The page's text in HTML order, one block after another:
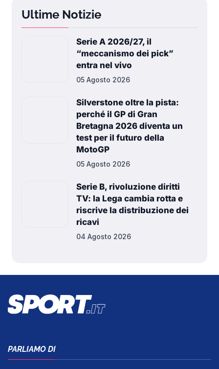
Ultime Notizie
Serie A 2026/27, il
“meccanismo dei pick”
entra nel vivo
05 Agosto 2026
Silverstone oltre la pista:
perché il GP di Gran
Bretagna 2026 diventa un
test per il futuro della
MotoGP
05 Agosto 2026
Serie B, rivoluzione diritti
TV: la Lega cambia rotta e
riscrive la distribuzione dei
ricavi
04 Agosto 2026
PARLIAMO DI